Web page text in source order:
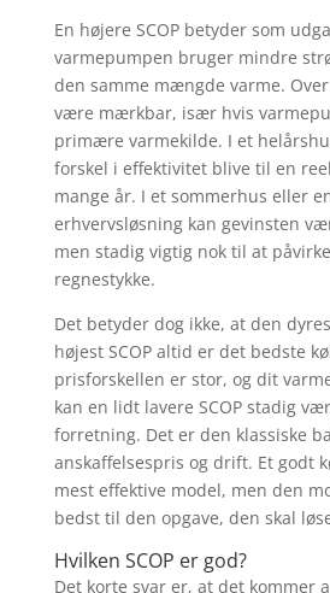
En højere SCOP betyder som
varmepumpen bruger mindre
den samme mængde varme.
være mærkbar, især hvis
primære varmekilde. I et
forskel i effektivitet blive til en
mange år. I et sommerhus eller
erhvervsløsning kan gevinsten
men stadig vigtig nok til at
regnestykke.
Det betyder dog ikke, at den
højest SCOP altid er det bedste
prisforskellen er stor, og dit
kan en lidt lavere SCOP stadig
forretning. Det er den klassiske
anskaffelsespris og drift. Et godt
mest effektive model, men den
bedst til den opgave, den skal
Hvilken SCOP er god?
Det korte svar er, at det kommer